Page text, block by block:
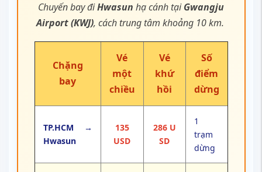
Chuyến bay điHwasun hạ cánh tạiGwangju
Airport (KWJ), cách trung tâm khoảng 10 km.
Chặng
bay
Vé
một
chiều
Vé
khứ
hồi
Số
điểm
dừng
TP.HCM →
Hwasun
135
USD
286 U
SD
1
trạm
dừng